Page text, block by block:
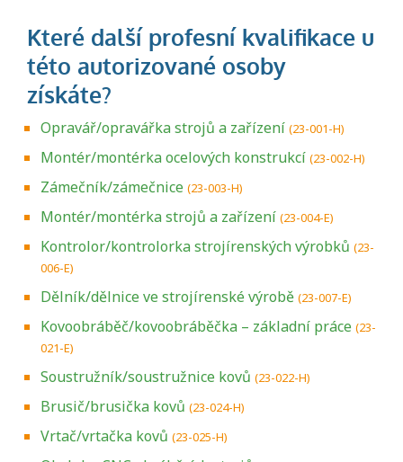
Opravář/opravářka strojů a zařízení (23-001-H)
Montér/montérka ocelových konstrukcí (23-002-H)
Zámečník/zámečnice (23-003-H)
Montér/montérka strojů a zařízení (23-004-E)
Kontrolor/kontrolorka strojírenských výrobků (23-
006-E)
Dělník/dělnice ve strojírenské výrobě (23-007-E)
Kovoobráběč/kovoobráběčka – základní práce (23-
021-E)
Soustružník/soustružnice kovů (23-022-H)
Brusič/brusička kovů (23-024-H)
Vrtač/vrtačka kovů (23-025-H)